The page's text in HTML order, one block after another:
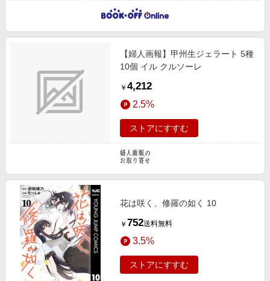
【婦人画報】甲州生ジェラート 5種
10個 イル クルソーレ
￥ 4,212
2.5%
ストアにすすむ
花は咲く、修羅の如く 10
￥ 752送料無料
3.5%
ストアにすすむ